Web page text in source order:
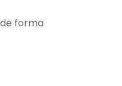
forma